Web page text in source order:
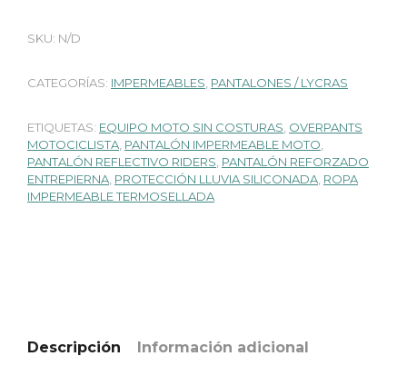
SKU: N/D
CATEGORÍAS: IMPERMEABLES, PANTALONES / LYCRAS
ETIQUETAS: EQUIPO MOTO SIN COSTURAS, OVERPANTS
MOTOCICLISTA, PANTALÓN IMPERMEABLE MOTO,
PANTALÓN REFLECTIVO RIDERS, PANTALÓN REFORZADO
ENTREPIERNA, PROTECCIÓN LLUVIA SILICONADA, ROPA
IMPERMEABLE TERMOSELLADA
Descripción Información adicional